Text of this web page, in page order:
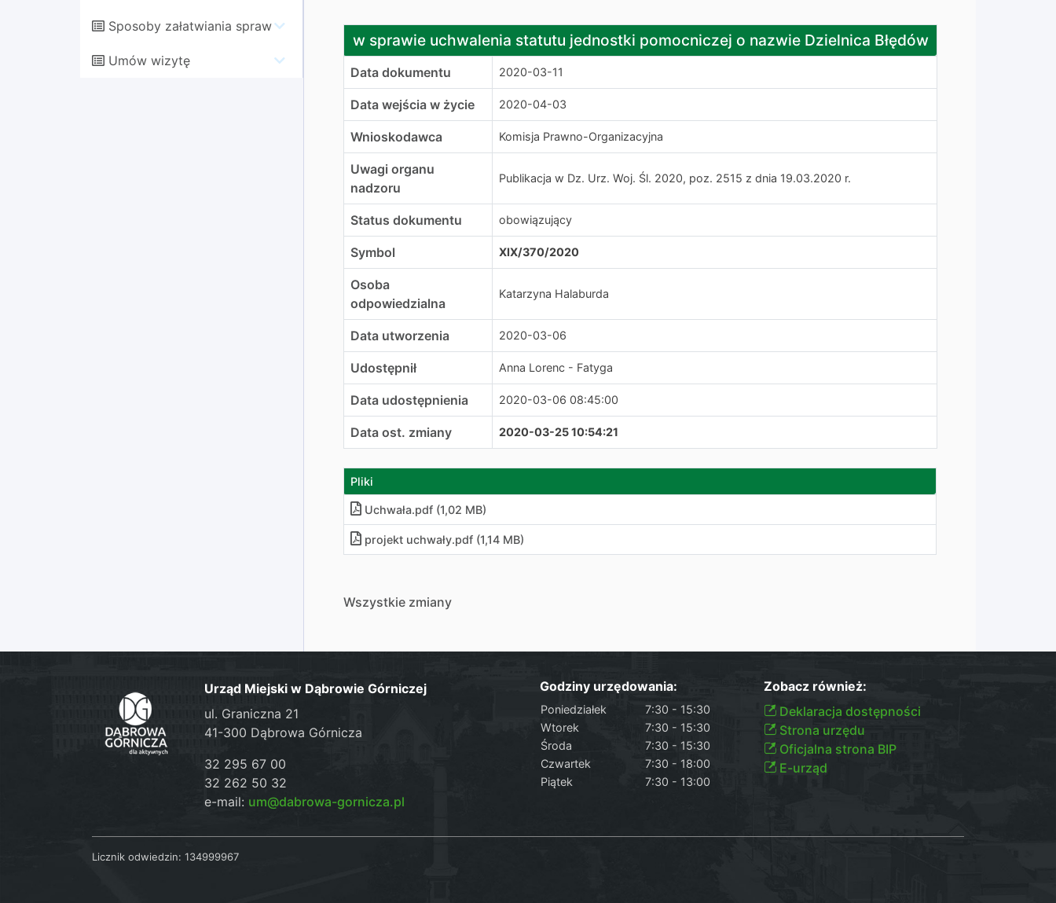
Sposoby załatwiania spraw
Umów wizytę
w sprawie uchwalenia statutu jednostki pomocniczej o nazwie Dzielnica Błędów
w sprawie uchwalenia statutu jednostki pomocniczej o nazwie Dzielnica Błędów
Data dokumentu 2020-03-11
Data wejścia w życie 2020-04-03
Wnioskodawca Komisja Prawno-Organizacyjna
Uwagi organu
nadzoru
Publikacja w Dz. Urz. Woj. Śl. 2020, poz. 2515 z dnia 19.03.2020 r.
Status dokumentu obowiązujący
Symbol XIX/370/2020
Osoba
odpowiedzialna
Katarzyna Halaburda
Data utworzenia 2020-03-06
Udostępnił Anna Lorenc - Fatyga
Data udostępnienia 2020-03-06 08:45:00
Data ost. zmiany 2020-03-25 10:54:21
Pliki
Uchwała.pdf (1,02 MB)
projekt uchwały.pdf (1,14 MB)
Wszystkie zmiany
Urząd Miejski w Dąbrowie Górniczej
ul. Graniczna 21
41-300 Dąbrowa Górnicza
32 295 67 00
32 262 50 32
e-mail: um@dabrowa-gornicza.pl
Godziny urzędowania:
Poniedziałek
7:30 - 15:30
Wtorek
7:30 - 15:30
Środa
7:30 - 15:30
Czwartek
7:30 - 18:00
Piątek
7:30 - 13:00
Zobacz również:
Deklaracja dostępności
Strona urzędu
Oficjalna strona BIP
E-urząd
Licznik odwiedzin: 134999967